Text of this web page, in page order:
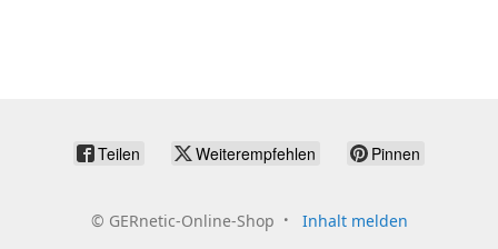
Teilen Weiterempfehlen Pinnen
© GERnetic-Online-Shop Inhalt melden